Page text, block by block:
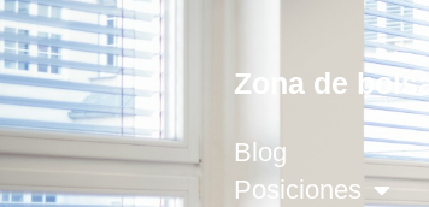
Zona de
Blog
Posiciones